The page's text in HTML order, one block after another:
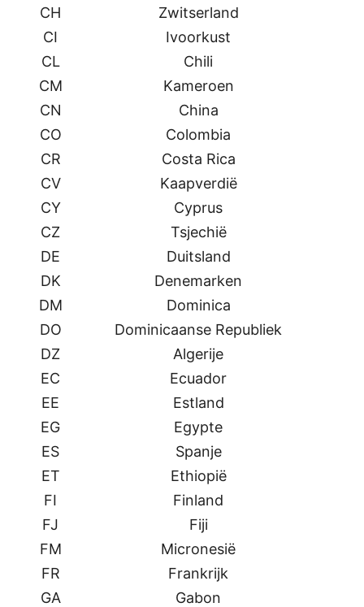
CH
Zwitserland
CI
Ivoorkust
CL
Chili
CM
Kameroen
CN
China
CO
Colombia
CR
Costa Rica
CV
Kaapverdië
CY
Cyprus
CZ
Tsjechië
DE
Duitsland
DK
Denemarken
DM
Dominica
DO
Dominicaanse Republiek
DZ
Algerije
EC
Ecuador
EE
Estland
EG
Egypte
ES
Spanje
ET
Ethiopië
FI
Finland
FJ
Fiji
FM
Micronesië
FR
Frankrijk
GA
Gabon